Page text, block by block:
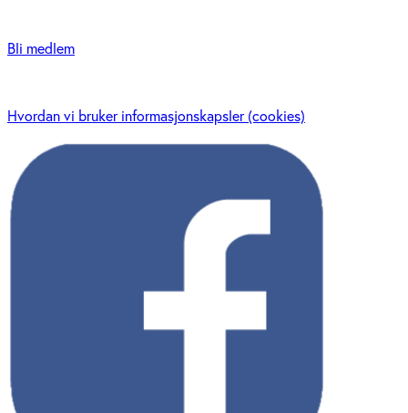
Bli medlem
Hvordan vi bruker informasjonskapsler (cookies)